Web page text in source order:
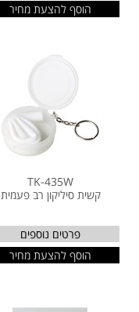
הוסף להצעת מחיר
TK-435W
קשית סיליקון רב פעמית
פרטים נוספים
הוסף להצעת מחיר